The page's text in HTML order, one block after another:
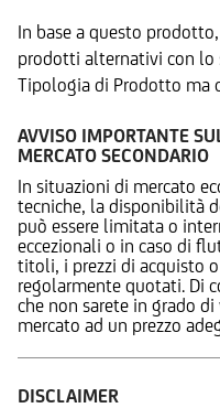
In base a questo
prodotti alternativi con lo
Tipologia di Prodotto ma
AVVISO IMPORTANTE
MERCATO SECONDARIO
In situazioni di mercato
tecniche, la disponibilità
può essere limitata o
eccezionali o in caso di
titoli, i prezzi di acquisto
regolarmente quotati. Di
che non sarete in grado
mercato ad un prezzo
DISCLAIMER